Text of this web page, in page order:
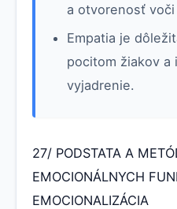
a otvorenosť voči
Empatia je
pocitom žiakov a
vyjadrenie.
27/ PODSTATA A
EMOCIONÁLNYCH
EMOCIONALIZÁCIA